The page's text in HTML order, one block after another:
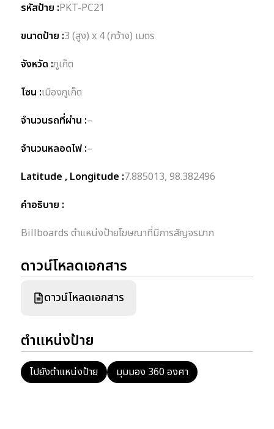
รหัสป้าย :PKT-PC21
ขนาดป้าย :3 (สูง) x 4 (กว้าง) เมตร
จังหวัด :ภูเก็ต
โซน :เมืองภูเก็ต
จำนวนรถที่ผ่าน :–
จำนวนหลอดไฟ :–
Latitude , Longitude :7.885013, 98.382496
คำอธิบาย :
Billboards ตำแหน่งป้ายโฆษณาที่มีการสัญจรมาก
ดาวน์โหลดเอกสาร
ดาวน์โหลดเอกสาร
ตำแหน่งป้าย
ไปยังตำแหน่งป้าย มุมมอง 360 องศา